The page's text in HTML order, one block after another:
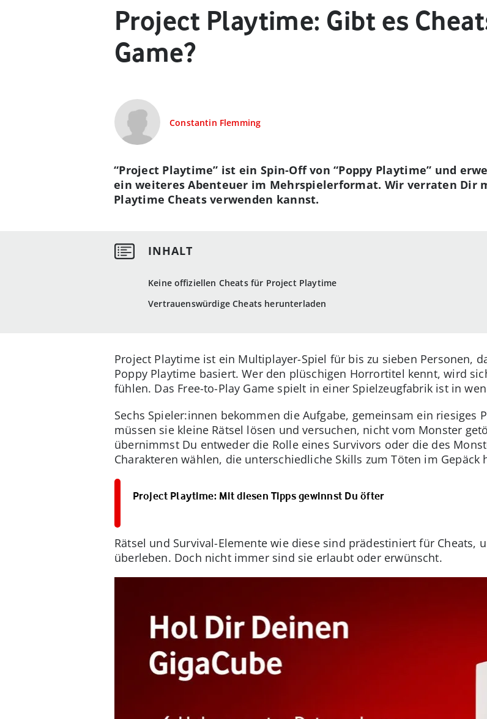
Project Playtime: Gibt es
Game?
Constantin Flemming
Keine offiziellen Cheats für Project Playtime
Vertrauenswürdige Cheats herunterladen
“Project Playtime” ist ein Spin-Off von “Poppy Playtime” und
ein weiteres Abenteuer im Mehrspielerformat. Wir verraten Dir
Playtime Cheats verwenden kannst.
Project Playtime ist ein Multiplayer-Spiel für bis zu sieben Personen,
Poppy Playtime basiert. Wer den plüschigen Horrortitel kennt, wird
fühlen. Das Free-to-Play Game spielt in einer Spielzeugfabrik ist in
Sechs Spieler:innen bekommen die Aufgabe, gemeinsam ein riesiges
müssen sie kleine Rätsel lösen und versuchen, nicht vom Monster
übernimmst Du entweder die Rolle eines Survivors oder die des
Charakteren wählen, die unterschiedliche Skills zum Töten im Gepäck
Project Playtime: Mit diesen Tipps gewinnst Du öfter
Rätsel und Survival-Elemente wie diese sind prädestiniert für Cheats,
überleben. Doch nicht immer sind sie erlaubt oder erwünscht.